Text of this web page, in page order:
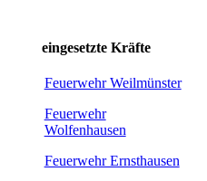
eingesetzte Kräfte
Feuerwehr Weilmünster
Feuerwehr
Wolfenhausen
Feuerwehr Ernsthausen